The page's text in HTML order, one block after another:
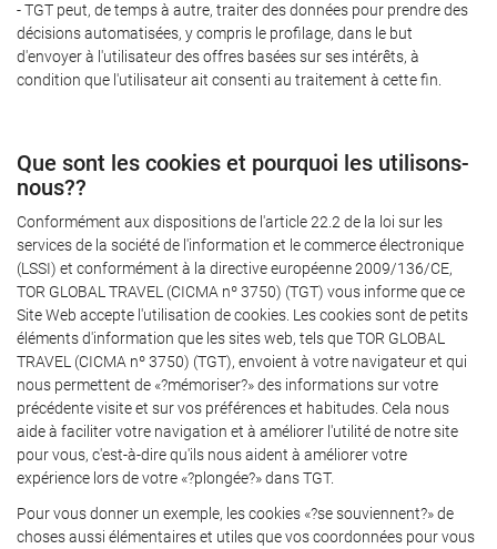
- TGT peut, de temps à autre, traiter des données pour prendre des
décisions automatisées, y compris le profilage, dans le but
d'envoyer à l'utilisateur des offres basées sur ses intérêts, à
condition que l'utilisateur ait consenti au traitement à cette fin.
Que sont les cookies et pourquoi les utilisons-
nous??
Conformément aux dispositions de l'article 22.2 de la loi sur les
services de la société de l'information et le commerce électronique
(LSSI) et conformément à la directive européenne 2009/136/CE,
TOR GLOBAL TRAVEL (CICMA nº 3750) (TGT) vous informe que ce
Site Web accepte l'utilisation de cookies. Les cookies sont de petits
éléments d'information que les sites web, tels que TOR GLOBAL
TRAVEL (CICMA nº 3750) (TGT), envoient à votre navigateur et qui
nous permettent de «?mémoriser?» des informations sur votre
précédente visite et sur vos préférences et habitudes. Cela nous
aide à faciliter votre navigation et à améliorer l'utilité de notre site
pour vous, c'est-à-dire qu'ils nous aident à améliorer votre
expérience lors de votre «?plongée?» dans TGT.
Pour vous donner un exemple, les cookies «?se souviennent?» de
choses aussi élémentaires et utiles que vos coordonnées pour vous